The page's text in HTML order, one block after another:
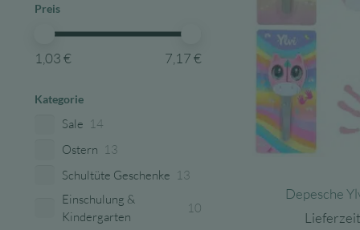
Preis
1,03 € 7,17 €
Kategorie
Sale 14
Ostern 13
Schultüte Geschenke 13
Einschulung &
Kindergarten
10
Depesche